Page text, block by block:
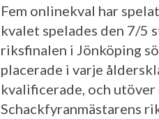
Fem onlinekval har
kvalet spelades den 7/5
riksfinalen i Jönköping
placerade i varje
kvalificerade, och
Schackfyranmästarens